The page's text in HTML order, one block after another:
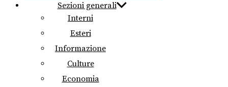
Sezioni generali
Interni
Esteri
Informazione
Culture
Economia